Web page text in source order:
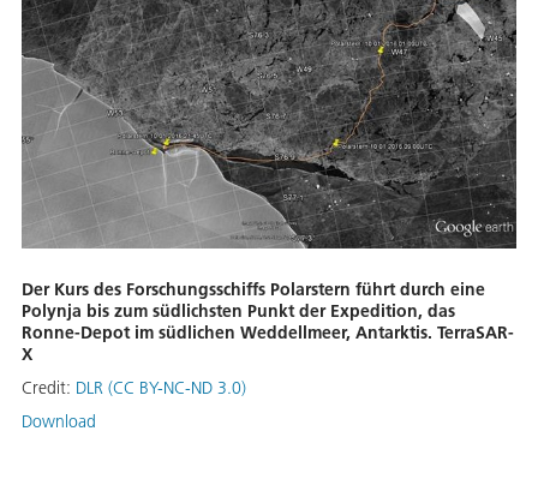
Der Kurs des Forschungsschiffs Polarstern führt durch eine
Polynja bis zum südlichsten Punkt der Expedition, das
Ronne-Depot im südlichen Weddellmeer, Antarktis. TerraSAR-
X
Credit: DLR (CC BY-NC-ND 3.0)
Download